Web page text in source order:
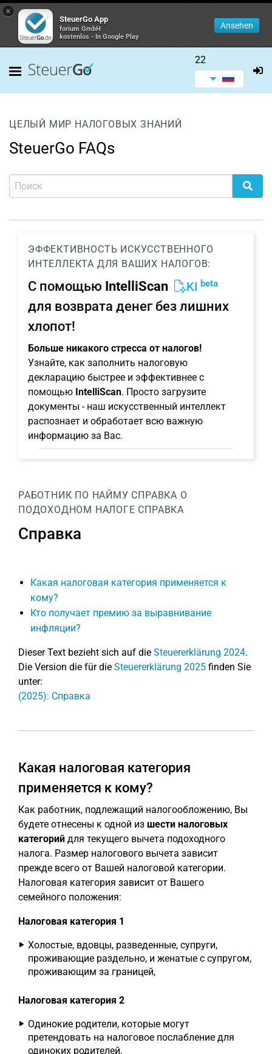
×
SteuerGo App
forium GmbH
kostenlos - In Google Play
Ansehen
22
ЦЕЛЫЙ МИР НАЛОГОВЫХ ЗНАНИЙ
SteuerGo FAQs
ЭФФЕКТИВНОСТЬ ИСКУССТВЕННОГО
ИНТЕЛЛЕКТА ДЛЯ ВАШИХ НАЛОГОВ:
С помощью IntelliScan KI beta
для возврата денег без лишних
хлопот!
Больше никакого стресса от налогов!
Узнайте, как заполнить налоговую
декларацию быстрее и эффективнее с
помощью IntelliScan. Просто загрузите
документы - наш искусственный интеллект
распознает и обработает всю важную
информацию за Вас.
РАБОТНИК ПО НАЙМУ СПРАВКА О
ПОДОХОДНОМ НАЛОГЕ СПРАВКА
Справка
Какая налоговая категория применяется к
кому?
Кто получает премию за выравнивание
инфляции?
Dieser Text bezieht sich auf die Steuererklärung 2024.
Die Version die für die Steuererklärung 2025 finden Sie
unter:
(2025): Справка
Какая налоговая категория
применяется к кому?
Как работник, подлежащий налогообложению, Вы
будете отнесены к одной из шести налоговых
категорий для текущего вычета подоходного
налога. Размер налогового вычета зависит
прежде всего от Вашей налоговой категории.
Налоговая категория зависит от Вашего
семейного положения:
Налоговая категория 1
Холостые, вдовцы, разведенные, супруги,
проживающие раздельно, и женатые с супругом,
проживающим за границей,
Налоговая категория 2
Одинокие родители, которые могут
претендовать на налоговое послабление для
одиноких родителей,